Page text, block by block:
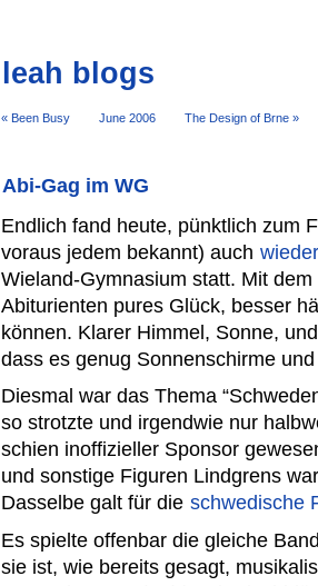
leah blogs
« Been Busy June 2006 The Design of Brne »
Abi-Gag im WG
Endlich fand heute, pünktlich zum
voraus jedem bekannt) auch
Wieland-Gymnasium statt. Mit
Abiturienten pures Glück, besser
können. Klarer Himmel, Sonne,
dass es genug Sonnenschirme
Diesmal war das Thema
so strotzte und irgendwie nur
schien inoffizieller Sponsor
und sonstige Figuren Lindgrens
Dasselbe galt für die schwedische
Es spielte offenbar die gleiche
sie ist, wie bereits gesagt,